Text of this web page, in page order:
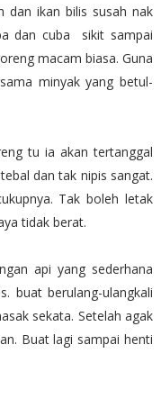
dan ikan bilis susah nak
dan cuba sikit sampai
macam biasa. Guna
minyak yang betul-
tu ia akan tertanggal
dan tak nipis sangat.
Tak boleh letak
tidak berat.
api yang sederhana
buat berulang-ulangkali
sekata. Setelah agak
Buat lagi sampai henti